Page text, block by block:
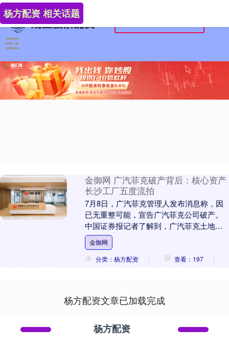
杨方配资 相关话题
金御网 广汽菲克破产背后：核心资产
长沙工厂五度流拍
7月8日，广汽菲克管理人发布消息称，因
已无重整可能，宣告广汽菲克公司破产。
中国证券报记者了解到，广汽菲克土地、
建筑物、生产设备等核心资产之外的资产
已经基本处置....
金御网
分类：杨方配资
查看：197
杨方配资文章已加载完成
杨方配资